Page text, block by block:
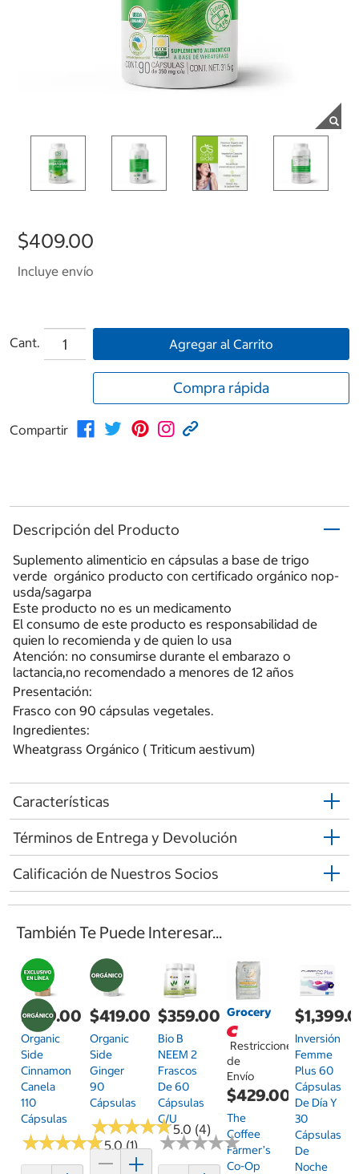
$409.00
Incluye envío
Cant. Agregar al Carrito
Compra rápida
Compartir
Descripción del Producto
Suplemento alimenticio en cápsulas a base de trigo
verde orgánico producto con certificado orgánico nop-
usda/sagarpa
Este producto no es un medicamento
El consumo de este producto es responsabilidad de
quien lo recomienda y de quien lo usa
Atención: no consumirse durante el embarazo o
lactancia,no recomendado a menores de 12 años
Presentación:
Frasco con 90 cápsulas vegetales.
Ingredientes:
Wheatgrass Orgánico ( Triticum aestivum)
Características
Términos de Entrega y Devolución
Calificación de Nuestros Socios
También Te Puede Interesar...
$419.00
Organic
Side
Cinnamon
Canela
110
Cápsulas
★★★★★
★★★★★5.0 (1)
$419.00
Organic
Side
Ginger
90
Cápsulas
★★★★★
★★★★★5.0 (4)
$359.00
Bio B
NEEM 2
Frascos
De 60
Cápsulas
C/u
★★★★★
★★★★★
Grocery
Restricciones
de
Envío
$429.00
The
Coffee
Farmer’s
Co-Op
Inversión
Femme
Plus 60
Cápsulas
De Día Y
30
Cápsulas
De
Noche